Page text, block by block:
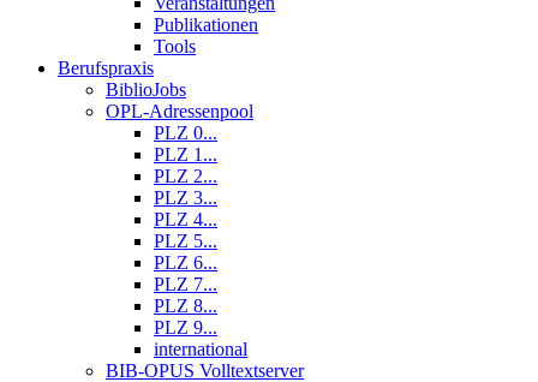
Publikationen
Tools
Berufspraxis
BiblioJobs
OPL-Adressenpool
PLZ 0...
PLZ 1...
PLZ 2...
PLZ 3...
PLZ 4...
PLZ 5...
PLZ 6...
PLZ 7...
PLZ 8...
PLZ 9...
international
BIB-OPUS Volltextserver